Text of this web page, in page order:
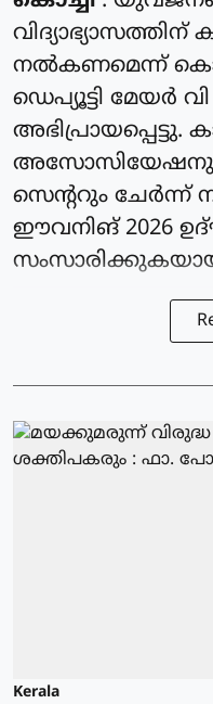
നൽകണമെന്ന്
ഡെപ്യൂട്ടി മേയർ
അഭിപ്രായപ്പെട്ടു.
അസോസിയേഷനും
സെന്ററും ചേർന്ന്
ഈവനിങ് 2026
Kerala